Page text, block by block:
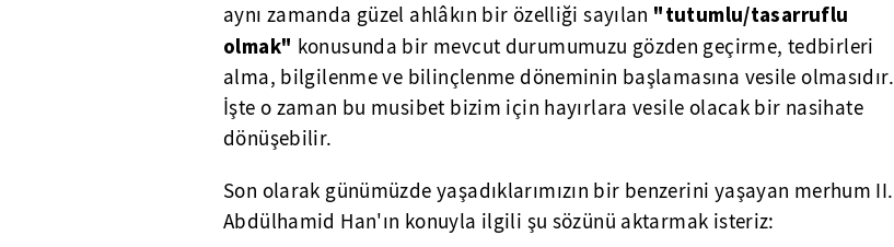
aynı zamanda güzel ahlâkın bir özelliği sayılan "tutumlu/tasarruflu
olmak" konusunda bir mevcut durumumuzu gözden geçirme, tedbirleri
alma, bilgilenme ve bilinçlenme döneminin başlamasına vesile olmasıdır.
İşte o zaman bu musibet bizim için hayırlara vesile olacak bir nasihate
dönüşebilir.
Son olarak günümüzde yaşadıklarımızın bir benzerini yaşayan merhum II.
Abdülhamid Han'ın konuyla ilgili şu sözünü aktarmak isteriz: